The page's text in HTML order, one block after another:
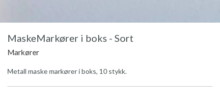
MaskeMarkører i boks - Sort
Markører
Metall maske markører i boks, 10 stykk.